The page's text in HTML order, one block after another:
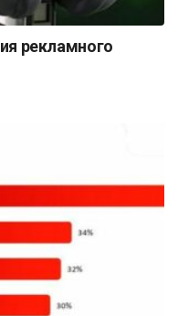
рекламного